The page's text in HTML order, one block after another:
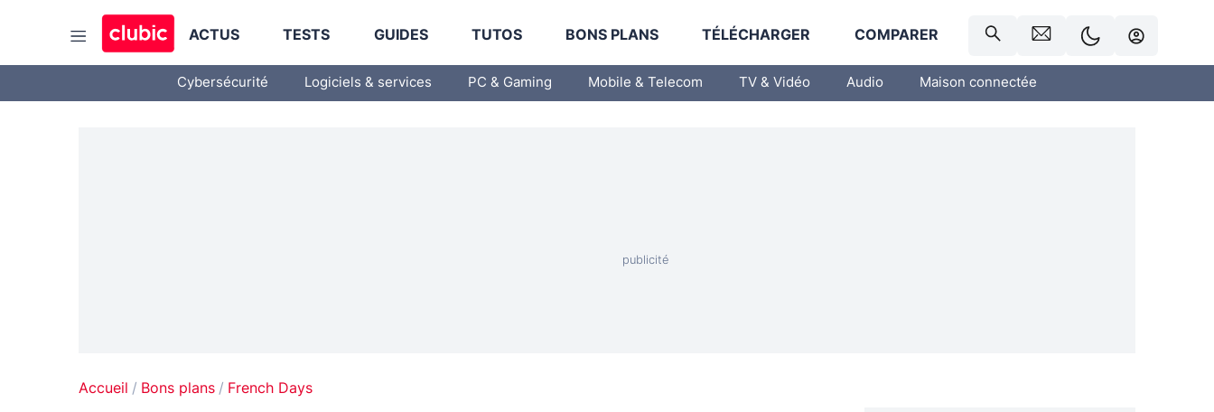
ACTUS TESTS GUIDES TUTOS BONS PLANS TÉLÉCHARGER COMPARER
Cybersécurité Logiciels & services PC & Gaming Mobile & Telecom TV & Vidéo Audio Maison connectée
Accueil Bons plans French Days